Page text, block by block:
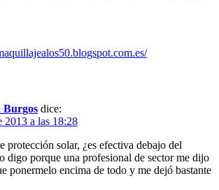
dice:
2013 a las 18:28
protección solar, ¿es efectiva debajo del
digo porque una profesional de sector me dijo
ponermelo encima de todo y me dejó bastante